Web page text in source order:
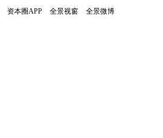
资本圈APP 全景视窗 全景微博